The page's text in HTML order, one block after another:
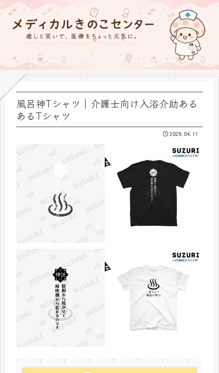
風呂神Tシャツ｜介護士向け入浴介助ある
あるTシャツ
2026.04.11